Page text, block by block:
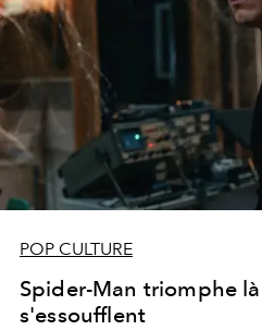
POP CULTURE
Spider-Man triomphe
s'essoufflent